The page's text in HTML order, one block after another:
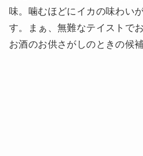
味。噛むほどにイカの味わい
す。まぁ、無難なテイストで
お酒のお供さがしのときの候